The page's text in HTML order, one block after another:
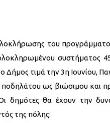
του
συστήματος
Δήμος τιμά την 3η Ιουνίου,
ως βιώσιμου και
δημότες θα έχουν την
της πόλης: